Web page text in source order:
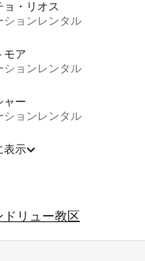
ョ・リオス
ションレンタル
モア
ションレンタル
ャー
ションレンタル
表示
リュー教区